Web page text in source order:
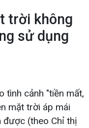
trời không
sử dụng
tình cảnh "tiền mất,
mặt trời áp mái
được (theo Chỉ thị